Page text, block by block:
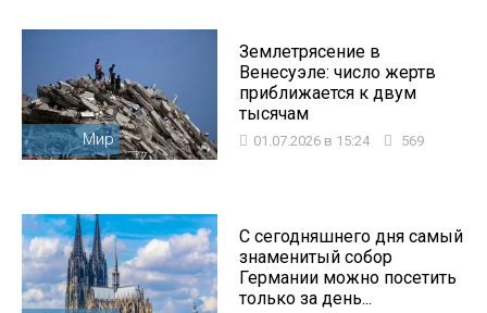
Мир
Землетрясение в
Венесуэле: число жертв
приближается к двум
тысячам
01.07.2026 в 15:24 569
С сегодняшнего дня самый
знаменитый собор
Германии можно посетить
только за день...